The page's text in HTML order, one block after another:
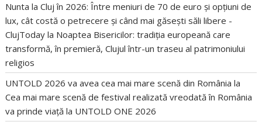
Nunta la Cluj în 2026: Între meniuri de 70 de euro și opțiuni de
lux, cât costă o petrecere și când mai găsești săli libere -
ClujToday la Noaptea Bisericilor: tradiția europeană care
transformă, în premieră, Clujul într-un traseu al patrimoniului
religios
UNTOLD 2026 va avea cea mai mare scenă din România la
Cea mai mare scenă de festival realizată vreodată în România
va prinde viață la UNTOLD ONE 2026